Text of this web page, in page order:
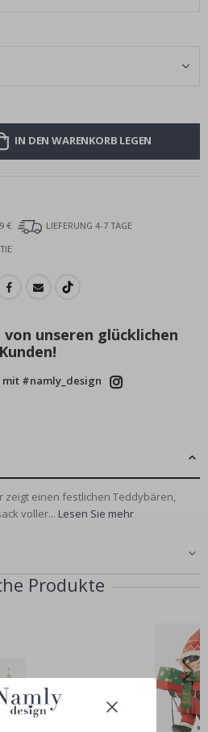
IN DEN WARENKORB LEGEN
€
LIEFERUNG 4-7 TAGE
unseren glücklichen
Kunden!
#namly_design
zeigt einen festlichen Teddybären,
voller... Lesen Sie mehr
Produkte